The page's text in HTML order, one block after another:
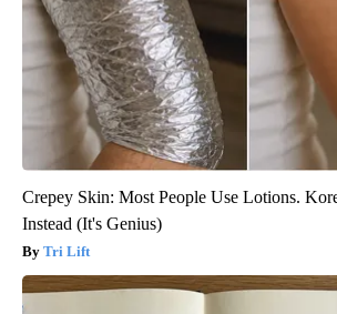
Crepey Skin: Most People Use Lotions.
Instead (It's Genius)
Tri Lift